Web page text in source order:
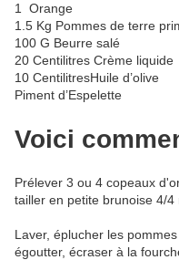
1 Orange
1.5 Kg Pommes de terre
100 G Beurre salé
20 Centilitres Crème liquide
10 CentilitresHuile d’olive
Piment d’Espelette
Voici
Prélever 3 ou 4 copeaux
tailler en petite brunoise 4/4
Laver, éplucher les
égoutter, écraser à la